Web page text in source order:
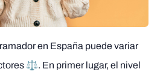
en España puede variar
⚖️. En primer lugar, el nivel